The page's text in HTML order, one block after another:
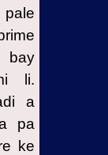
bay
li.
a
pa
ke